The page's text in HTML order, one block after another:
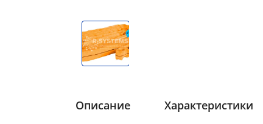
Описание Характеристики